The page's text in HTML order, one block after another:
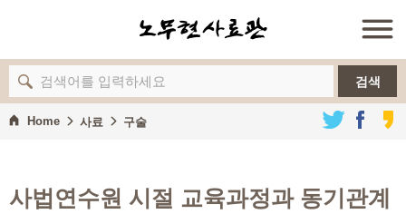
검색
Home 사료 구술
사법연수원 시절 교육과정과 동기관계